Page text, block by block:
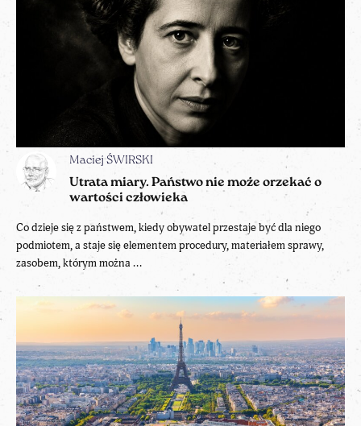
Maciej ŚWIRSKI
Utrata miary. Państwo nie może orzekać o
wartości człowieka
Co dzieje się z państwem, kiedy obywatel przestaje być dla niego
podmiotem, a staje się elementem procedury, materiałem sprawy,
zasobem, którym można ...